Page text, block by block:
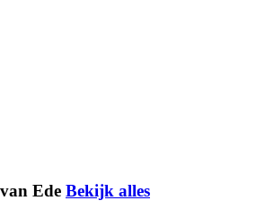
Ede Bekijk alles